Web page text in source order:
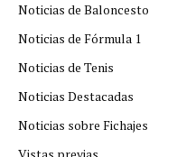
Noticias de Baloncesto
Noticias de Fórmula 1
Noticias de Tenis
Noticias Destacadas
Noticias sobre Fichajes